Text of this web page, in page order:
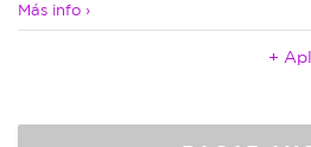
Más info ›
+